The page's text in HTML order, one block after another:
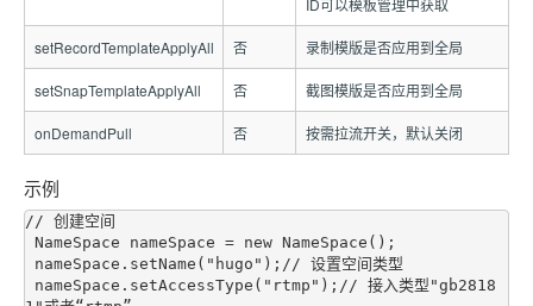
ID可以模板管理中获取
setRecordTemplateApplyAll 否 录制模版是否应用到全局
setSnapTemplateApplyAll 否 截图模版是否应用到全局
onDemandPull 否 按需拉流开关，默认关闭
示例
// 创建空间